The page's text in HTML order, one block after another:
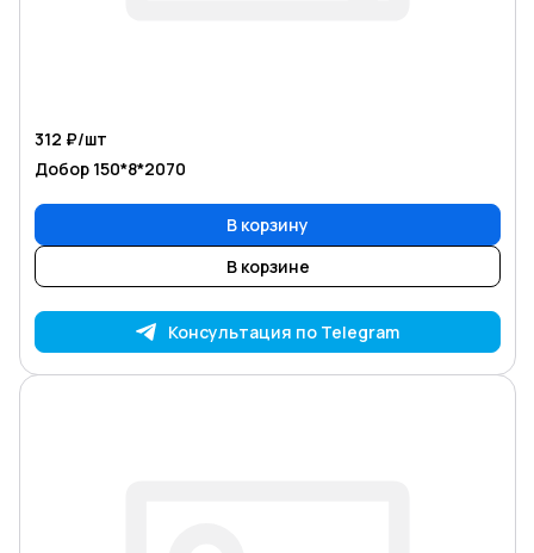
312 ₽/шт
Добор 150*8*2070
В корзину
В корзине
Консультация по Telegram